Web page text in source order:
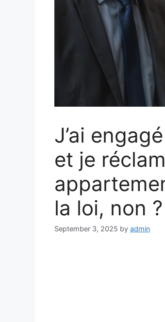
J’ai
et je
la loi, non ?
September 3, 2025 by admin